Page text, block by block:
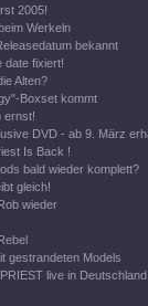
2005!
Werkeln
bekannt
date fixiert!
Alten?
Boxset kommt
ernst!
DVD - ab 9. März
Is Back !
bald wieder komplett?
gleich!
wieder
gestrandeten Models
live in Deutschland